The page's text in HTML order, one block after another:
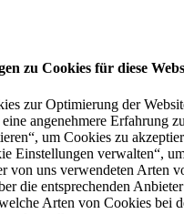
zu Cookies für diese
zur Optimierung der
angenehmere Erfahrung
um Cookies zu
Einstellungen verwalten“,
von uns verwendeten Arten
die entsprechenden
Arten von Cookies bei